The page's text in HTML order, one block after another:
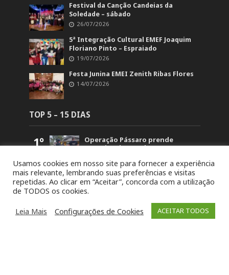
Festival da Canção Candeias da
Soledade – sábado
26/07/2026
5ª Integração Cultural EMEF Joaquim
Floriano Pinto – Espraiado
19/07/2026
Festa Junina EMEI Zenith Ribas Flores
14/07/2026
TOP 5 – 15 DIAS
1º
Operação Pássaro prende
suspeito de mandar matar
5.854
2º
Retorno no acesso a Arvorezinha
permanece bloqueado na BR-386
até domingo (26)
3º
19ª Ronda Crioula do Piquete
Cambará é lançada na
Usamos cookies em nosso site para fornecer a experiência
mais relevante, lembrando suas preferências e visitas
repetidas. Ao clicar em “Aceitar”, concorda com a utilização
de TODOS os cookies.
Leia Mais
Configurações de Cookies ACEITAR TODOS